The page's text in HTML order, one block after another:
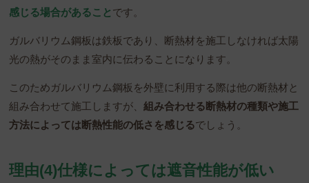
感じる場合があること です。
ガルバリウム鋼板は鉄板であり、断熱材を施工しなければ太陽
光の熱がそのまま室内に伝わることになります。
このためガルバリウム鋼板を外壁に利用する際は他の断熱材と
組み合わせて施工しますが、組み合わせる断熱材の種類や施工
方法によっては断熱性能の低さを感じるでしょう。
理由(4)仕様によっては遮音性能が低い